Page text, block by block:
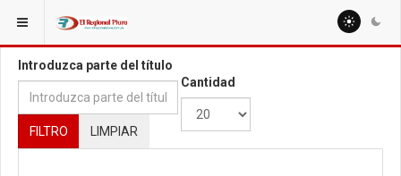
ESTÁ AQUÍ: TAGS
Introduzca parte del título
FILTRO LIMPIAR
Cantidad